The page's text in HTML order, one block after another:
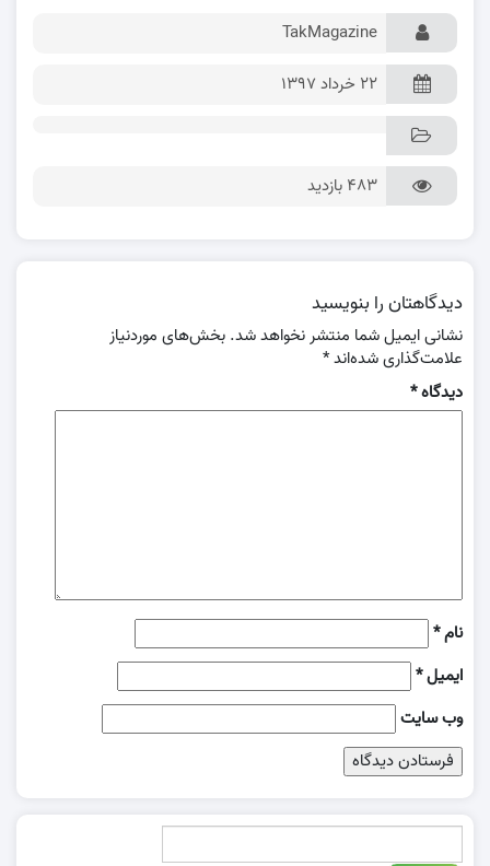
TakMagazine
۲۲ خرداد ۱۳۹۷
483 بازدید
دیدگاهتان را بنویسید
نشانی ایمیل شما منتشر نخواهد شد. بخش‌های موردنیاز
علامت‌گذاری شده‌اند*
دیدگاه*
نام*
ایمیل*
وب‌ سایت